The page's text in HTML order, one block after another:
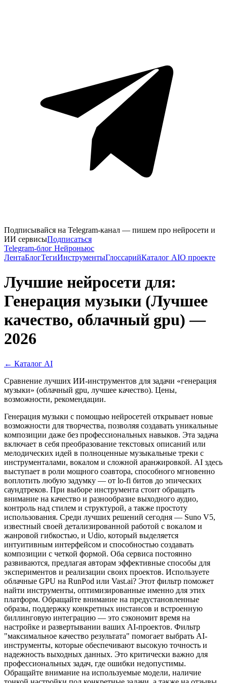
Подписывайся на Telegram-канал — пишем про нейросети и
ИИ сервисыПодписаться
Telegram-блог Нейроньюс
ЛентаБлогТегиИнструментыГлоссарийКаталог AIО проекте
Лучшие нейросети для:
Генерация музыки (Лучшее
качество, облачный gpu) —
2026
← Каталог AI
Сравнение лучших ИИ-инструментов для задачи «генерация
музыки» (облачный gpu, лучшее качество). Цены,
возможности, рекомендации.
Генерация музыки с помощью нейросетей открывает новые
возможности для творчества, позволяя создавать уникальные
композиции даже без профессиональных навыков. Эта задача
включает в себя преобразование текстовых описаний или
мелодических идей в полноценные музыкальные треки с
инструменталами, вокалом и сложной аранжировкой. AI здесь
выступает в роли мощного соавтора, способного мгновенно
воплотить любую задумку — от lo-fi битов до эпических
саундтреков. При выборе инструмента стоит обращать
внимание на качество и разнообразие выходного аудио,
контроль над стилем и структурой, а также простоту
использования. Среди лучших решений сегодня — Suno V5,
известный своей детализированной работой с вокалом и
жанровой гибкостью, и Udio, который выделяется
интуитивным интерфейсом и способностью создавать
композиции с четкой формой. Оба сервиса постоянно
развиваются, предлагая авторам эффективные способы для
экспериментов и реализации своих проектов. Используете
облачные GPU на RunPod или Vast.ai? Этот фильтр поможет
найти инструменты, оптимизированные именно для этих
платформ. Обращайте внимание на предустановленные
образы, поддержку конкретных инстансов и встроенную
биллинговую интеграцию — это сэкономит время на
настройке и развертывании ваших AI-проектов. Фильтр
"максимальное качество результата" помогает выбрать AI-
инструменты, которые обеспечивают высокую точность и
надежность выходных данных. Это критически важно для
профессиональных задач, где ошибки недопустимы.
Обращайте внимание на используемые модели, наличие